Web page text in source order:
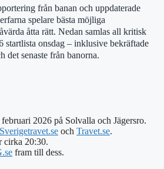
från banan och uppdaterade
spelare bästa möjliga
åtta rätt. Nedan samlas all kritisk
onsdag – inklusive bekräftade
det senaste från banorna.
2026 på Solvalla och Jägersro.
Sverigetravet.se och Travet.se.
cirka 20:30.
fram till dess.